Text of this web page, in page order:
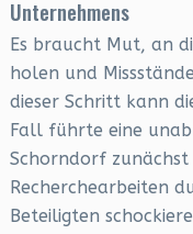
Unternehmens
Es braucht Mut, an
holen und
dieser Schritt kann
Fall führte eine
Schorndorf
Recherchearbeiten
Beteiligten